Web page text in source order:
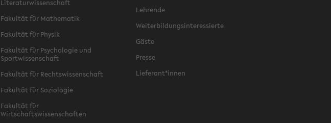
Literaturwissenschaft
Fakultät für Mathematik
Fakultät für Physik
Fakultät für Psychologie und
Sportwissenschaft
Fakultät für Rechtswissenschaft
Fakultät für Soziologie
Fakultät für
Wirtschaftswissenschaften
Lehrende
Weiterbildungsinteressierte
Gäste
Presse
Lieferant*innen